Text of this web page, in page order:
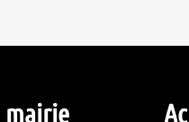
mairie